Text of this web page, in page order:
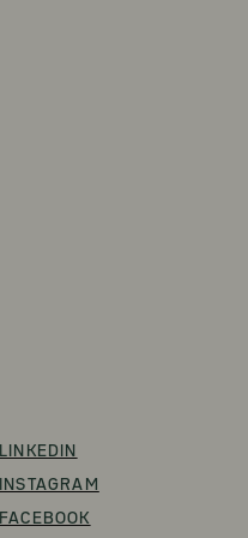
LINKEDIN
INSTAGRAM
FACEBOOK